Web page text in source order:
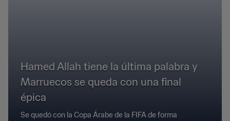
Hamed Allah tiene la última palabra y
Marruecos se queda con una final
épica
Se quedó con la Copa Árabe de la FIFA de forma